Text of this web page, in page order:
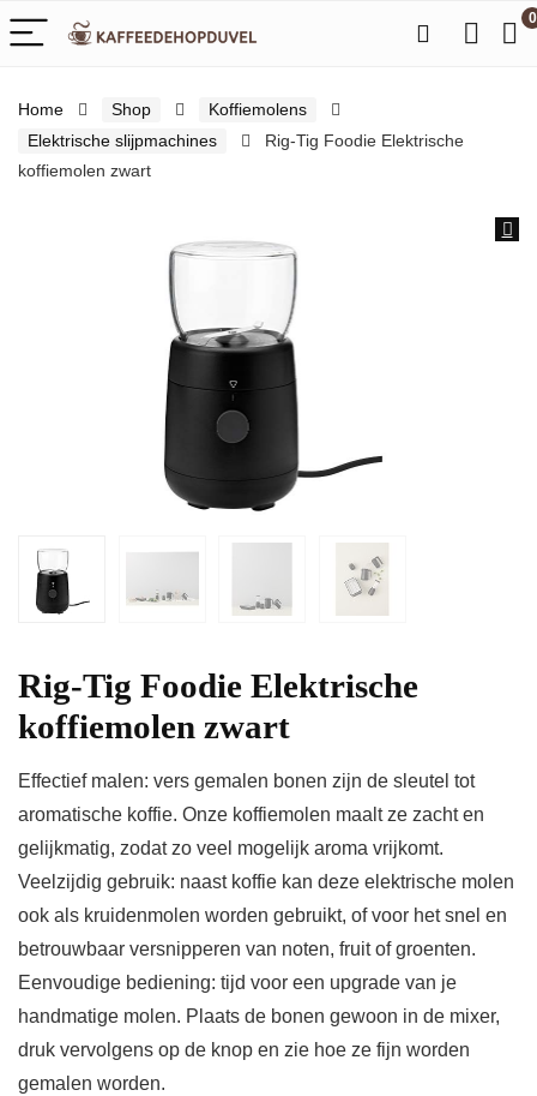
0
Home Shop
Koffiemolens
Elektrische slijpmachines
Rig-Tig Foodie Elektrische
koffiemolen zwart
Rig-Tig Foodie Elektrische
koffiemolen zwart
Effectief malen: vers gemalen bonen zijn de sleutel tot
aromatische koffie. Onze koffiemolen maalt ze zacht en
gelijkmatig, zodat zo veel mogelijk aroma vrijkomt.
Veelzijdig gebruik: naast koffie kan deze elektrische molen
ook als kruidenmolen worden gebruikt, of voor het snel en
betrouwbaar versnipperen van noten, fruit of groenten.
Eenvoudige bediening: tijd voor een upgrade van je
handmatige molen. Plaats de bonen gewoon in de mixer,
druk vervolgens op de knop en zie hoe ze fijn worden
gemalen worden.